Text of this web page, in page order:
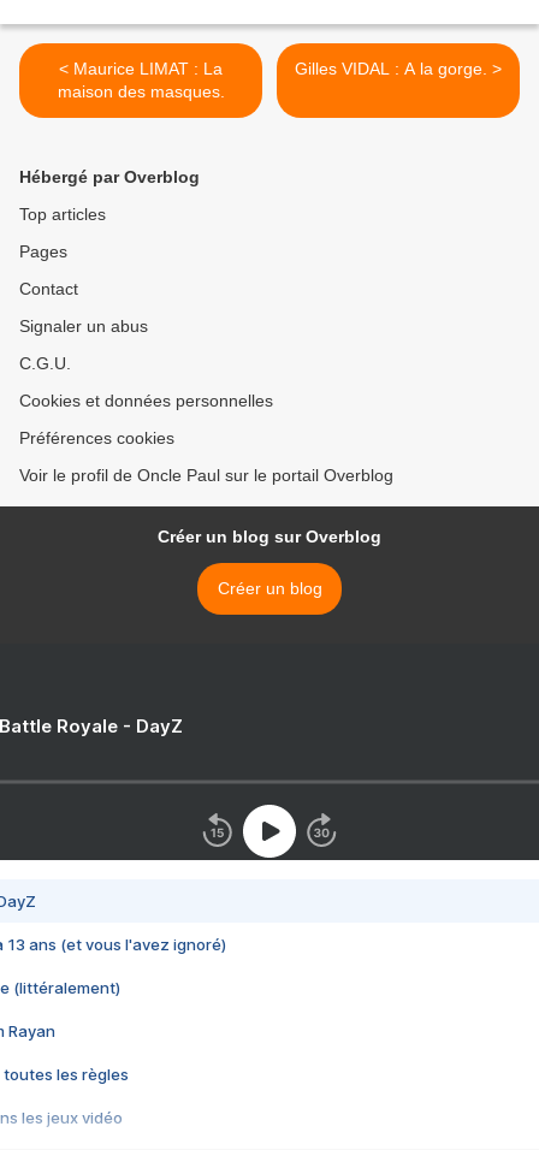
< Maurice LIMAT : La
maison des masques.
Gilles VIDAL : A la gorge. >
Hébergé par Overblog
Top articles
Pages
Contact
Signaler un abus
C.G.U.
Cookies et données personnelles
Préférences cookies
Voir le profil de Oncle Paul sur le portail Overblog
Créer un blog sur Overblog
Créer un blog
Royale - DayZ
13 ans (et vous l'avez ignoré)
(littéralement)
Rayan
toutes les règles
les jeux vidéo